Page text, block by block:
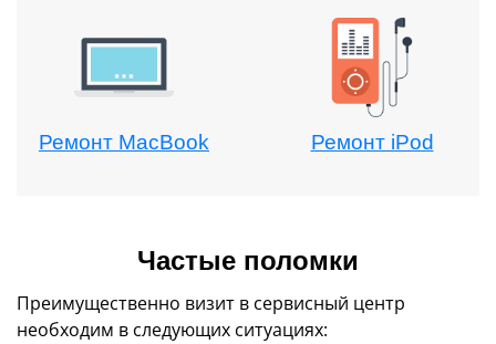
Ремонт MacBook Ремонт iPod
Частые поломки
Преимущественно визит в сервисный центр
необходим в следующих ситуациях: